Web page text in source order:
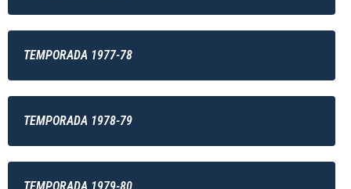
TEMPORADA 1977-78
TEMPORADA 1978-79